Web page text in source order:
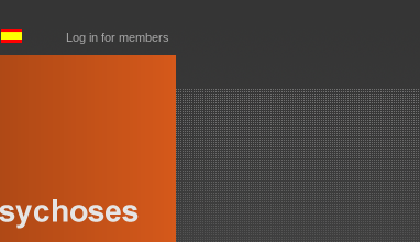
Log in for members